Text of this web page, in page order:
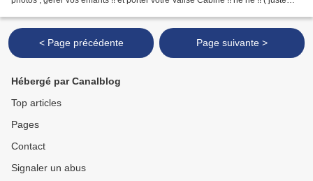
< Page précédente Page suivante >
Hébergé par Canalblog
Top articles
Pages
Contact
Signaler un abus